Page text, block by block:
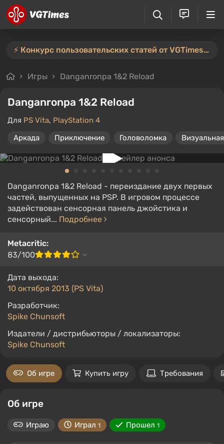
⚡️ Конкурс пользовательских статей от VGTimes продлён — участвуйте тут ⚡️
Игры Danganronpa 1&2 Reload
Danganronpa 1&2 Reload
Для PS Vita, PlayStation 4
Аркада
Приключение Головоломка
Danganronpa 1&2 Reload - переиздание двух первых
частей, выпущенных на PSP. В игровом процессе
задействован сенсорная панель джойстика и
сенсорный... Подробнее
Metacritic:
83/100
Дата выхода:
10 октября 2013 (PS Vita)
Разработчик:
Spike Chunsoft
Издатели / дистрибьюторы / локализаторы:
Spike Chunsoft
Об игре Купить игру Требования
Об игре
Играю Играл 1 Прошел 1